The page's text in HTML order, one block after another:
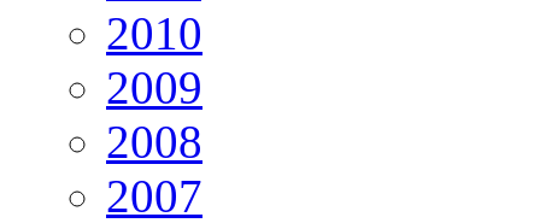
2010
2009
2008
2007